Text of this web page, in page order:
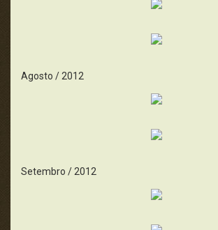
Agosto / 2012
Setembro / 2012